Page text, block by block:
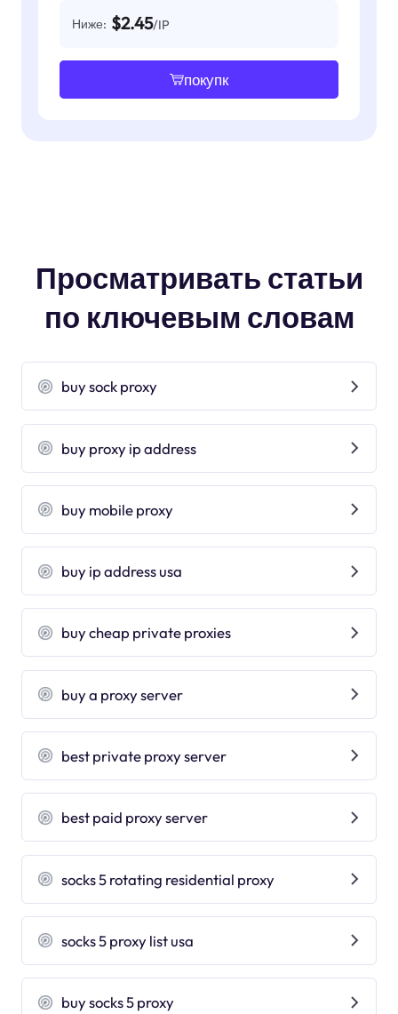
Ниже: $2.45/IP
покупк
Просматривать статьи
по ключевым словам
buy sock proxy
buy proxy ip address
buy mobile proxy
buy ip address usa
buy cheap private proxies
buy a proxy server
best private proxy server
best paid proxy server
socks 5 rotating residential proxy
socks 5 proxy list usa
buy socks 5 proxy